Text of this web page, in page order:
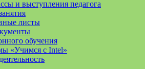
и выступления педагога
листы
обучения
«Учимся с Intel»